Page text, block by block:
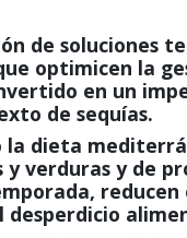
de soluciones
optimicen la
en un
de sequías.
la dieta
y verduras y de
desperdicio